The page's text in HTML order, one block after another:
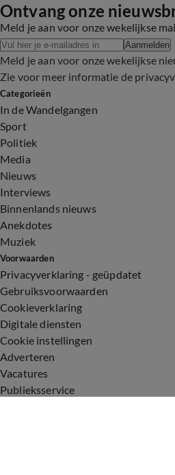
Ontvang onze
Meld je aan voor onze wekelijkse
Aanmelden
Meld je aan voor onze wekelijkse
Zie voor meer informatie de
Categorieën
In de Wandelgangen
Sport
Politiek
Media
Nieuws
Interviews
Binnenlands nieuws
Anekdotes
Muziek
Voorwaarden
Privacyverklaring - geüpdatet
Gebruiksvoorwaarden
Cookieverklaring
Digitale diensten
Cookie instellingen
Adverteren
Vacatures
Publieksservice